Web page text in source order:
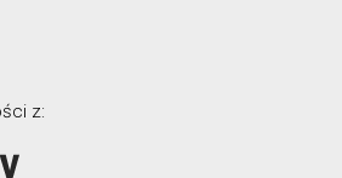
z: